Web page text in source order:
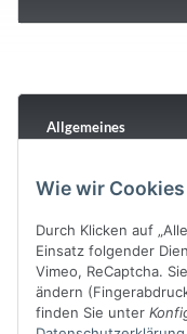
Allgemeines
Wie wir
Durch Klicken auf
Einsatz folgender
Vimeo, ReCaptcha.
ändern
finden Sie unter